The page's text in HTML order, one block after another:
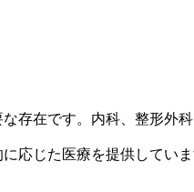
存在です。内科、整形外
応じた医療を提供してい